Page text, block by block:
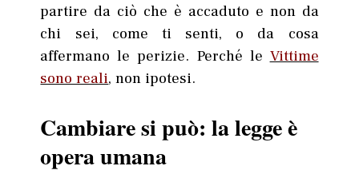
partire da ciò che è accaduto e non da
chi sei, come ti senti, o da cosa
affermano le perizie. Perché le Vittime
sono reali, non ipotesi.
Cambiare si può: la legge è
opera umana